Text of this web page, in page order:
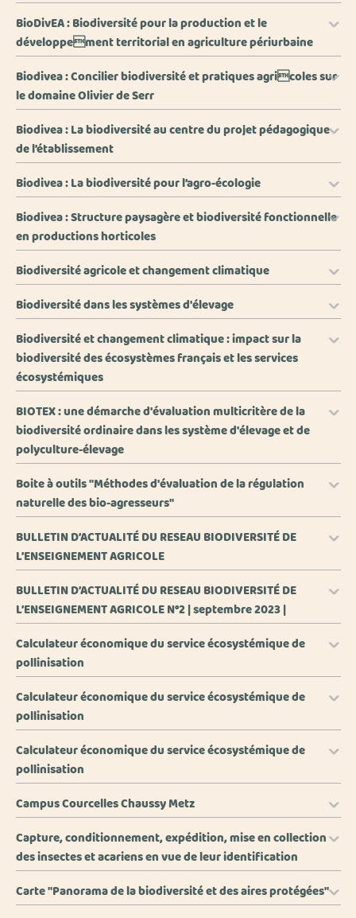
BioDivEA : Biodiversité pour la production et le
développement territorial en agriculture périurbaine
Biodivea : Concilier biodiversité et pratiques agricoles sur
le domaine Olivier de Serr
Biodivea : La biodiversité au centre du projet pédagogique
de l’établissement
Biodivea : La biodiversité pour l’agro-écologie
Biodivea : Structure paysagère et biodiversité fonctionnelle
en productions horticoles
Biodiversité agricole et changement climatique
Biodiversité dans les systèmes d'élevage
Biodiversité et changement climatique : impact sur la
biodiversité des écosystèmes français et les services
écosystémiques
BIOTEX : une démarche d'évaluation multicritère de la
biodiversité ordinaire dans les système d'élevage et de
polyculture-élevage
Boite à outils "Méthodes d'évaluation de la régulation
naturelle des bio-agresseurs"
BULLETIN D’ACTUALITÉ DU RESEAU BIODIVERSITÉ DE
L’ENSEIGNEMENT AGRICOLE
BULLETIN D’ACTUALITÉ DU RESEAU BIODIVERSITÉ DE
L’ENSEIGNEMENT AGRICOLE N°2 | septembre 2023 |
Calculateur économique du service écosystémique de
pollinisation
Calculateur économique du service écosystémique de
pollinisation
Calculateur économique du service écosystémique de
pollinisation
Campus Courcelles Chaussy Metz
Capture, conditionnement, expédition, mise en collection
des insectes et acariens en vue de leur identification
Carte "Panorama de la biodiversité et des aires protégées"